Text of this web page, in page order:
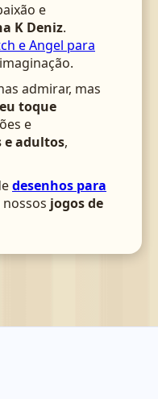
e
K Deniz.
e Angel para
admirar, mas
toque
e
e adultos,
desenhos para
jogos de